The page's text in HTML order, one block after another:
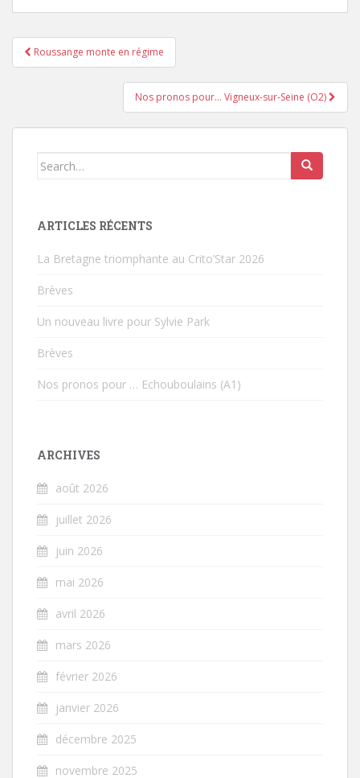
Pagination d'article
Roussange monte en régime
Nos pronos pour… Vigneux-sur-Seine (O2)
Search for:
ARTICLES RÉCENTS
La Bretagne triomphante au Crito’Star 2026
Brèves
Un nouveau livre pour Sylvie Park
Brèves
Nos pronos pour … Echouboulains (A1)
ARCHIVES
août 2026
juillet 2026
juin 2026
mai 2026
avril 2026
mars 2026
février 2026
janvier 2026
décembre 2025
novembre 2025